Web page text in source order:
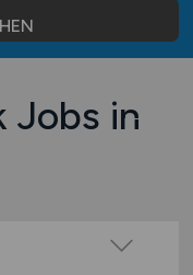
Jobs in